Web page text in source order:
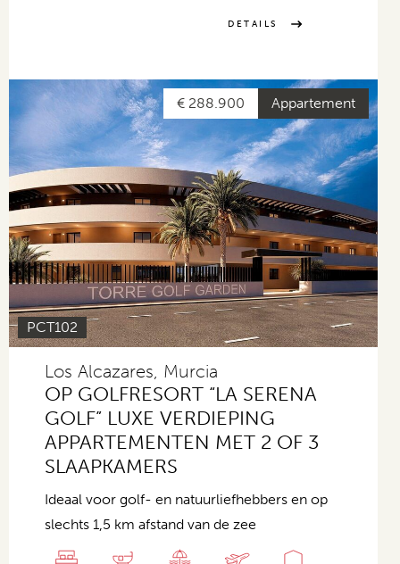
DETAILS
Appartement
€ 288.900
PCT102
Los Alcazares, Murcia
OP GOLFRESORT “LA SERENA
GOLF” LUXE VERDIEPING
APPARTEMENTEN MET 2 OF 3
SLAAPKAMERS
Ideaal voor golf- en natuurliefhebbers en op
slechts 1,5 km afstand van de zee